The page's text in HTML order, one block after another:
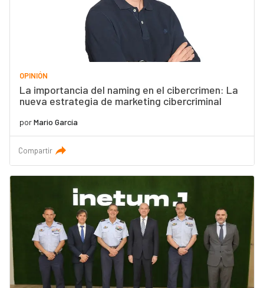
OPINIÓN
La importancia del naming en el cibercrimen: La
nueva estrategia de marketing cibercriminal
porMario García
Compartir